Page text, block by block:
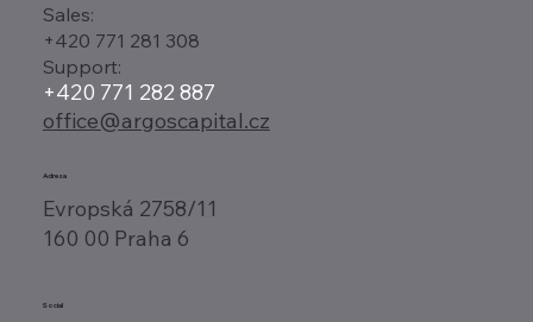
Adresa
Evropská 2758/11
160 00 Praha 6
Sales:
+420 771 281 308
Support:
+420 771 282 887
office@argoscapital.cz
Social